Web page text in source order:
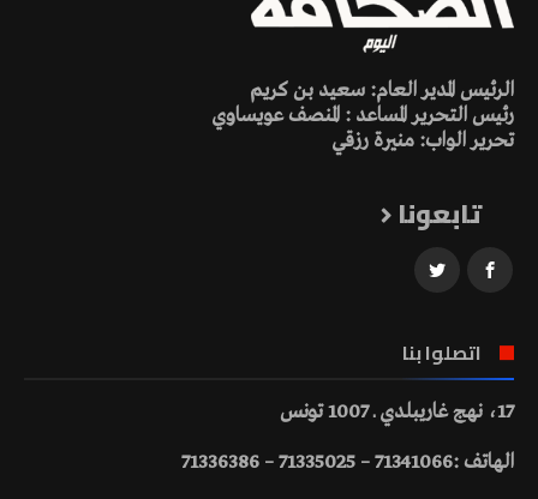
الرئيس المدير العام: سعيد بن كريم
رئيس التحرير المساعد : المنصف عويساوي
تحرير الواب: منيرة رزقي
تابعونا
اتصلوا بنا
17، نهج غاريبلدي ـ 1007 تونس
الهاتف :71341066 – 71335025 – 71336386